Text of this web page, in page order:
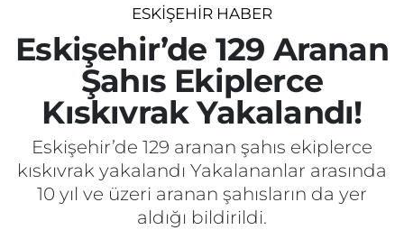
ESKİŞEHİR HABER
Eskişehir’de 129 Aranan
Şahıs Ekiplerce
Kıskıvrak Yakalandı!
Eskişehir’de 129 aranan şahıs ekiplerce
kıskıvrak yakalandı Yakalananlar arasında
10 yıl ve üzeri aranan şahısların da yer
aldığı bildirildi.
ASAYİŞ
SİYASET
EKONOMİ
SAĞLIK
İletişim
Künye
Süper Lig Puan Durumu ve Fikstür
Tüm Manşetler
Son Dakika Haberleri
Haber Arşivi